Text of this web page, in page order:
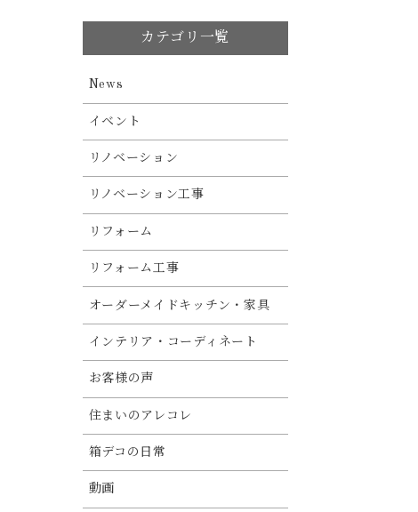
カテゴリ一覧
News
イベント
リノベーション
リノベーション工事
リフォーム
リフォーム工事
オーダーメイドキッチン・家具
インテリア・コーディネート
お客様の声
住まいのアレコレ
箱デコの日常
動画